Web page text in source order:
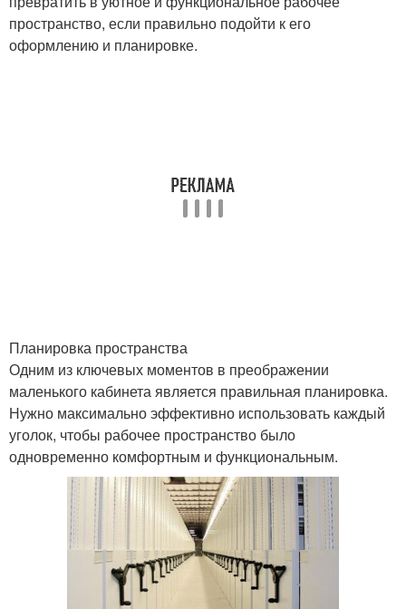
пространство, если правильно подойти к его
оформлению и планировке.
Планировка пространства
Одним из ключевых моментов в преображении
маленького кабинета является правильная планировка.
Нужно максимально эффективно использовать каждый
уголок, чтобы рабочее пространство было
одновременно комфортным и функциональным.